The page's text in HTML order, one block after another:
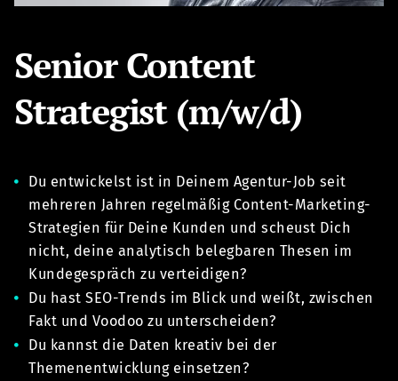
Senior Content
Strategist (m/w/d)
Du entwickelst ist in Deinem Agentur-Job seit
mehreren Jahren regelmäßig Content-Marketing-
Strategien für Deine Kunden und scheust Dich
nicht, deine analytisch belegbaren Thesen im
Kundegespräch zu verteidigen?
Du hast SEO-Trends im Blick und weißt, zwischen
Fakt und Voodoo zu unterscheiden?
Du kannst die Daten kreativ bei der
Themenentwicklung einsetzen?